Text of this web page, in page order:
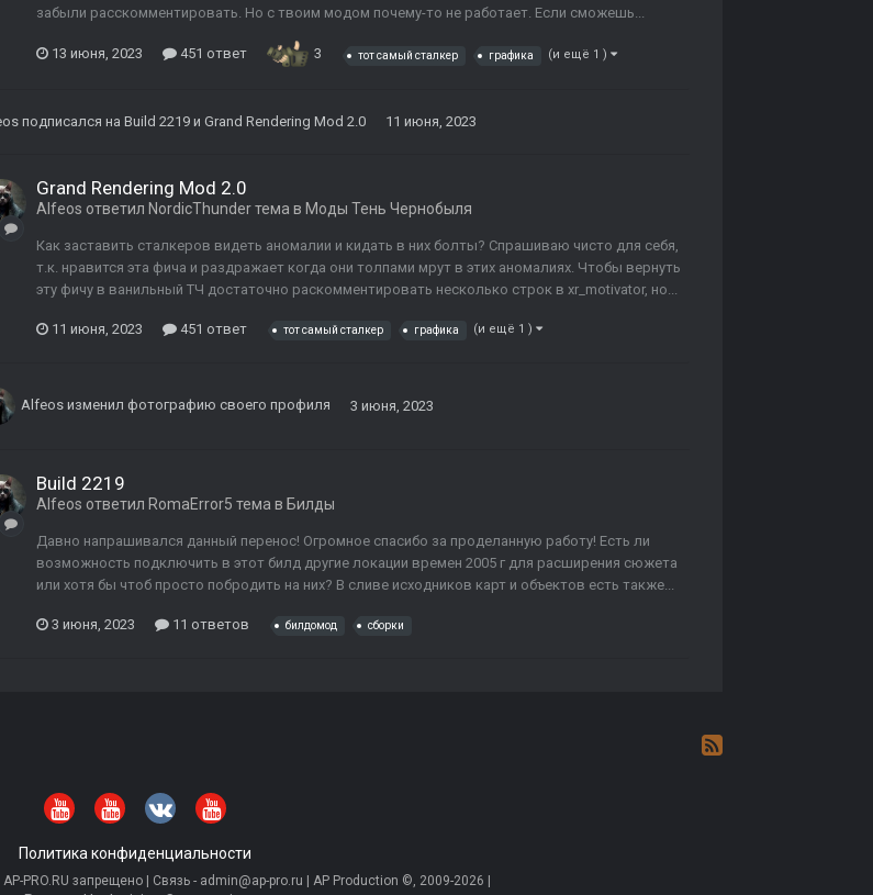
забыли расскомментировать. Но с твоим модом почему-то не работает. Если сможешь...
13 июня, 2023 451 ответ 3 тот самый сталкер графика (и ещё 1 )
подписался на Build 2219 и Grand Rendering Mod 2.0 11 июня, 2023
Grand Rendering Mod 2.0
Alfeos ответил NordicThunderтема в Моды Тень Чернобыля
Как заставить сталкеров видеть аномалии и кидать в них болты? Спрашиваю чисто для себя,
т.к. нравится эта фича и раздражает когда они толпами мрут в этих аномалиях. Чтобы вернуть
эту фичу в ванильный ТЧ достаточно раскомментировать несколько строк в xr_motivator, но...
11 июня, 2023 451 ответ тот самый сталкер графика (и ещё 1 )
Alfeos изменил фотографию своего профиля 3 июня, 2023
Build 2219
Alfeos ответил RomaError5 тема в Билды
Давно напрашивался данный перенос! Огромное спасибо за проделанную работу! Есть ли
возможность подключить в этот билд другие локации времен 2005 г для расширения сюжета
или хотя бы чтоб просто побродить на них? В сливе исходников карт и объектов есть также...
3 июня, 2023 11 ответов билдомод сборки
Политика конфиденциальности
PRO.RU запрещено | Связь - admin@ap-pro.ru | AP Production ©, 2009-2026 |